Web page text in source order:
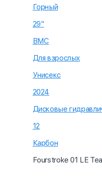
Горный
29"
BMC
Для взрослых
Унисекс
2024
Дисковые
12
Карбон
Fourstroke 01 LE